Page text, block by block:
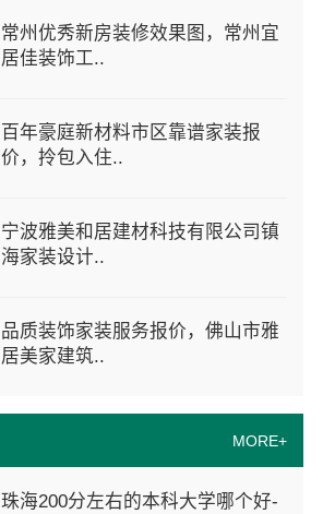
MORE+
珠海200分左右的本科大学哪个好-
常州优秀新房装修效果图，常州宜
居佳装饰工..
百年豪庭新材料市区靠谱家装报
价，拎包入住..
宁波雅美和居建材科技有限公司镇
海家装设计..
品质装饰家装服务报价，佛山市雅
居美家建筑..